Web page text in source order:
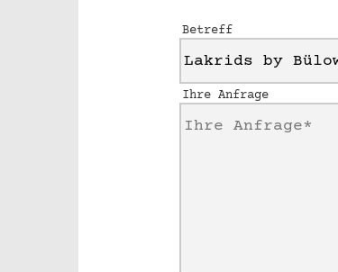
Betreff
Ihre Anfrage